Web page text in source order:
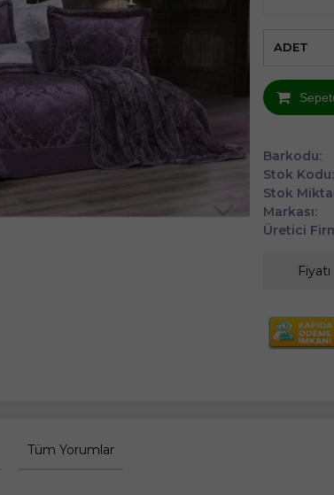
ADET
Barkodu:
Stok Kodu:
Stok
Markası:
Üretici
Tüm Yorumlar